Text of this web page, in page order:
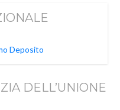
Deposito
DELL’UNIONE